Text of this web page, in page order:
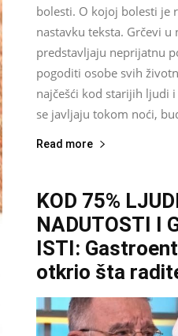
bolesti. O kojoj bolesti je
nastavku teksta. Grčevi u
predstavljaju neprijatnu
pogoditi osobe svih
najčešći kod starijih ljudi
se javljaju tokom noći,
Read more
KOD 75%
NADUTOSTI I
ISTI:
otkrio šta